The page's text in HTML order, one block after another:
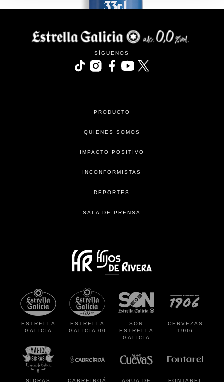
SÍGUENOS
PRODUCTO
QUIENES SOMOS
IMPACTO POSITIVO
INCONFORMISTAS
DEPORTES
SALA DE PRENSA
ESTRELLA
GALICIA
ESTRELLA
GALICIA 00
SON
ESTRELLA
GALICIA
CERVEZAS
1906
SIDRAS
se abre en una pestaña nueva
CABREIROÁ AGUA DE FONTAREL